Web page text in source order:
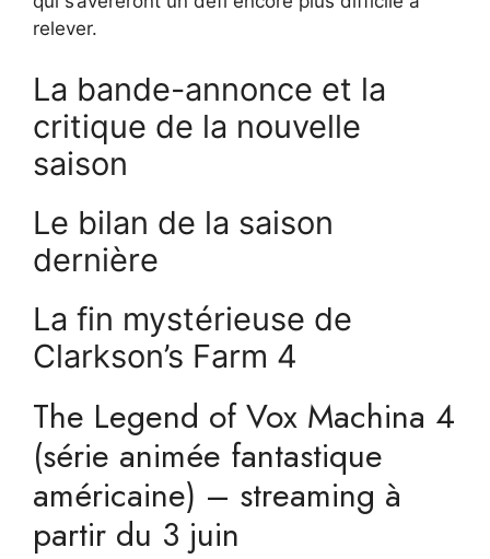
relever.
La bande-annonce et la
critique de la nouvelle
saison
Le bilan de la saison
dernière
La fin mystérieuse de
Clarkson’s Farm 4
The Legend of Vox Machina 4
(série animée fantastique
américaine) – streaming à
partir du 3 juin